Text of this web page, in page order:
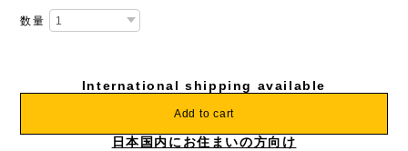
数量
International shipping available
Add to cart
日本国内にお住まいの方向け